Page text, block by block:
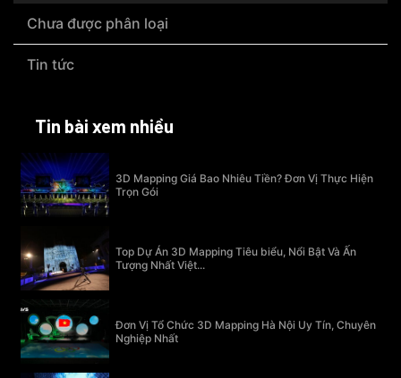
Chưa được phân loại
Tin tức
Tin bài xem nhiều
3D Mapping Giá Bao Nhiêu Tiền? Đơn Vị Thực Hiện
Trọn Gói
Top Dự Án 3D Mapping Tiêu biểu, Nổi Bật Và Ấn
Tượng Nhất Việt...
Đơn Vị Tổ Chức 3D Mapping Hà Nội Uy Tín, Chuyên
Nghiệp Nhất